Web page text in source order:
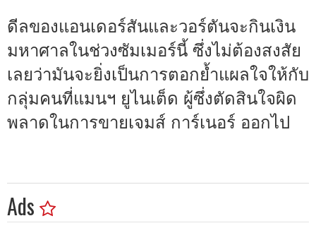
ดีลของแอนเดอร์สันและวอร์ตันจะกินเงิน
มหาศาลในช่วงซัมเมอร์นี้ ซึ่งไม่ต้องสงสัย
เลยว่ามันจะยิ่งเป็นการตอกย้ำแผลใจให้กับ
กลุ่มคนที่แมนฯ ยูไนเต็ด ผู้ซึ่งตัดสินใจผิด
พลาดในการขายเจมส์ การ์เนอร์ ออกไป
Ads